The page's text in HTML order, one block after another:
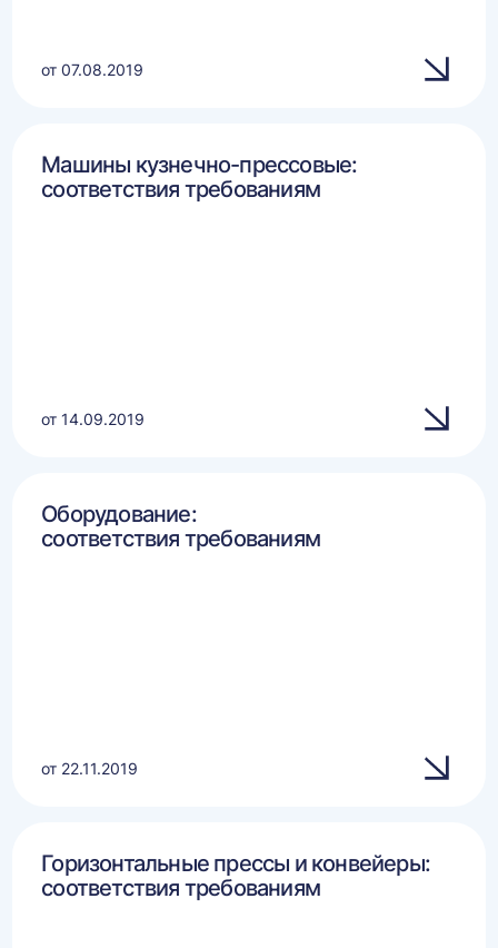
от 07.08.2019
Машины кузнечно-прессовые:
соответствия требованиям
от 14.09.2019
Оборудование:
соответствия требованиям
от 22.11.2019
Горизонтальные прессы и конвейеры:
соответствия требованиям